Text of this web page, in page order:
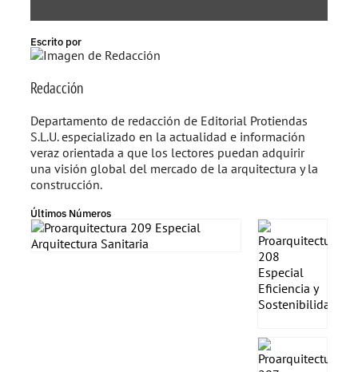
Escrito por
Redacción
Departamento de redacción de Editorial Protiendas
S.L.U. especializado en la actualidad e información
veraz orientada a que los lectores puedan adquirir
una visión global del mercado de la arquitectura y la
construcción.
Últimos Números